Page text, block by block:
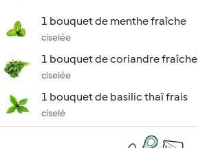
1 bouquet de menthe fraîche
ciselée
1 bouquet de coriandre fraîche
ciselée
1 bouquet de basilic thaï frais
ciselé